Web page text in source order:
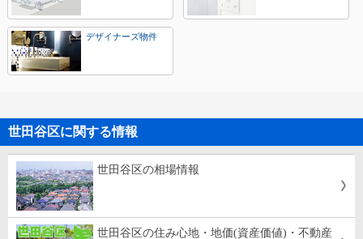
デザイナーズ物件
世田谷区に関する情報
世田谷区の相場情報
世田谷区の住み心地・地価(資産価値)・不動産